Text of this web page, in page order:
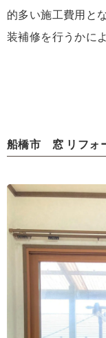
的多い施工費用と
装補修を行うかに
船橋市 窓 リフォ